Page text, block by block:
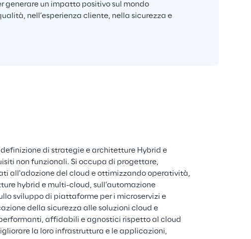
generare un impatto positivo sul mondo
nell’esperienza cliente, nella sicurezza e
di strategie e architetture Hybrid e
non funzionali. Si occupa di progettare,
all'adozione del cloud e ottimizzando operatività,
hybrid e multi-cloud, sull’automazione
sviluppo di piattaforme per i microservizi e
della sicurezza alle soluzioni cloud e
affidabili e agnostici rispetto al cloud
la loro infrastruttura e le applicazioni,